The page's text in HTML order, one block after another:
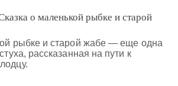
о маленькой рыбке и старой
рыбке и старой жабе — еще одна
рассказанная на пути к